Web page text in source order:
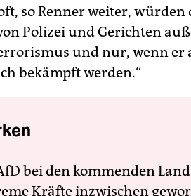
so Renner weiter,
Polizei und Gerichten
und nur, wenn er
bekämpft werden.“
bei den kommenden
Kräfte inzwischen